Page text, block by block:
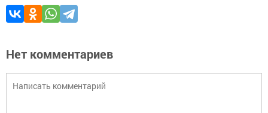
Нет комментариев